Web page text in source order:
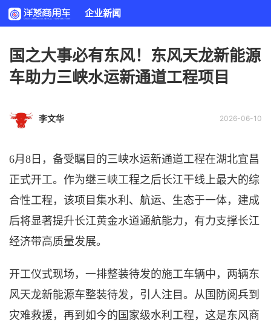
企业新闻
国之大事必有东风！东风天龙新能源
车助力三峡水运新通道工程项目
2026-06-10
李文华
6月8日，备受瞩目的三峡水运新通道工程在湖北宜昌
正式开工。作为继三峡工程之后长江干线上最大的综
合性工程，该项目集水利、航运、生态于一体，建成
后将显著提升长江黄金水道通航能力，有力支撑长江
经济带高质量发展。
开工仪式现场，一排整装待发的施工车辆中，两辆东
风天龙新能源车整装待发，引人注目。从国防阅兵到
灾难救援，再到如今的国家级水利工程，这是东风商